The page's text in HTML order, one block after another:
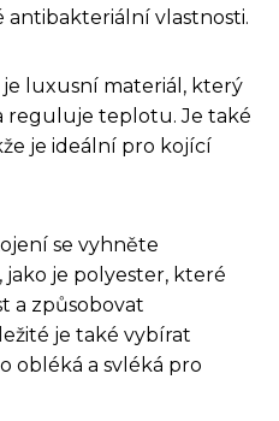
antibakteriální vlastnosti.
luxusní materiál, který
reguluje teplotu. Je také
je ideální pro kojící
se vyhněte
je polyester, které
a způsobovat
je také vybírat
obléká a svléká pro